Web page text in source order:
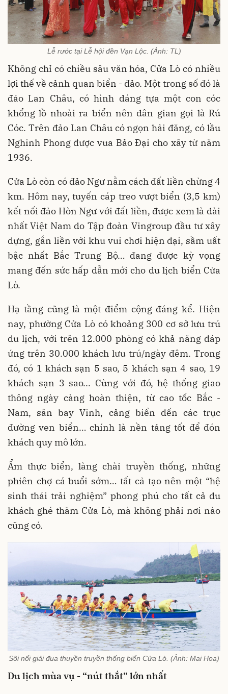
Lễ rước tại Lễ hội đền Vạn Lộc. (Ảnh: TL)
Không chỉ có chiều sâu văn hóa, Cửa Lò có nhiều
lợi thế về cảnh quan biển - đảo. Một trong số đó là
đảo Lan Châu, có hình dáng tựa một con cóc
khổng lồ nhoài ra biển nên dân gian gọi là Rú
Cóc. Trên đảo Lan Châu có ngọn hải đăng, có lầu
Nghinh Phong được vua Bảo Đại cho xây từ năm
1936.
Cửa Lò còn có đảo Ngư nằm cách đất liền chừng 4
km. Hôm nay, tuyến cáp treo vượt biển (3,5 km)
kết nối đảo Hòn Ngư với đất liền, được xem là dài
nhất Việt Nam do Tập đoàn Vingroup đầu tư xây
dựng, gắn liền với khu vui chơi hiện đại, sầm uất
bậc nhất Bắc Trung Bộ… đang được kỳ vọng
mang đến sức hấp dẫn mới cho du lịch biển Cửa
Lò.
Hạ tầng cũng là một điểm cộng đáng kể. Hiện
nay, phường Cửa Lò có khoảng 300 cơ sở lưu trú
du lịch, với trên 12.000 phòng có khả năng đáp
ứng trên 30.000 khách lưu trú/ngày đêm. Trong
đó, có 1 khách sạn 5 sao, 5 khách sạn 4 sao, 19
khách sạn 3 sao... Cùng với đó, hệ thống giao
thông ngày càng hoàn thiện, từ cao tốc Bắc -
Nam, sân bay Vinh, cảng biển đến các trục
đường ven biển… chính là nền tảng tốt để đón
khách quy mô lớn.
Ẩm thực biển, làng chài truyền thống, những
phiên chợ cá buổi sớm… tất cả tạo nên một “hệ
sinh thái trải nghiệm” phong phú cho tất cả du
khách ghé thăm Cửa Lò, mà không phải nơi nào
cũng có.
Sôi nổi giải đua thuyền truyền thống biển Cửa Lò. (Ảnh: Mai Hoa)
Du lịch mùa vụ - “nút thắt” lớn nhất